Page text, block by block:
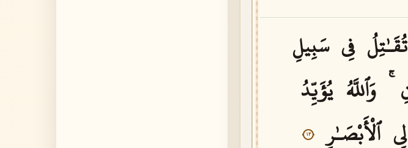
تُقَـٰتِلُ فِى سَبِيلِ
وَٱللَّهُ يُؤَيِّدُ
ٱلْأَبْصَـٰرِ ١٣